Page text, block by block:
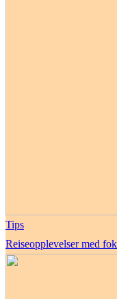
Tips
Reiseopplevelser med